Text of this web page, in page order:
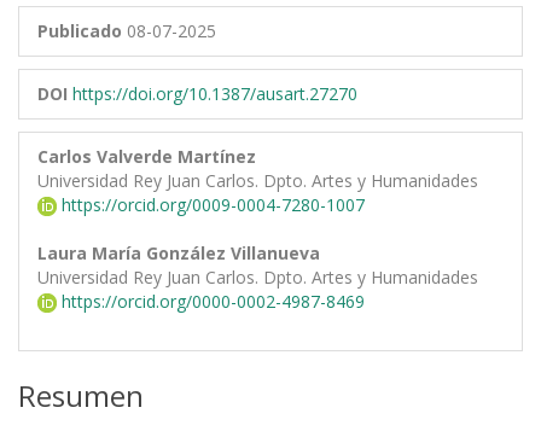
Publicado 08-07-2025
DOI https://doi.org/10.1387/ausart.27270
Carlos Valverde Martínez
Universidad Rey Juan Carlos. Dpto. Artes y Humanidades
https://orcid.org/0009-0004-7280-1007
Laura María González Villanueva
Universidad Rey Juan Carlos. Dpto. Artes y Humanidades
https://orcid.org/0000-0002-4987-8469
Resumen